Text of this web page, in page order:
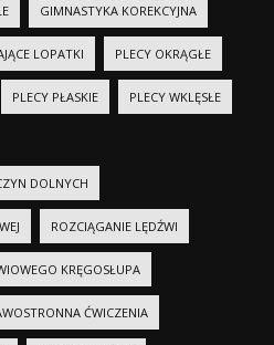
GIMNASTYKA KOREKCYJNA
LOPATKI PLECY OKRĄGŁE
PLECY PŁASKIE PLECY WKLĘSŁE
DOLNYCH
ROZCIĄGANIE LĘDŹWI
KRĘGOSŁUPA
ĆWICZENIA